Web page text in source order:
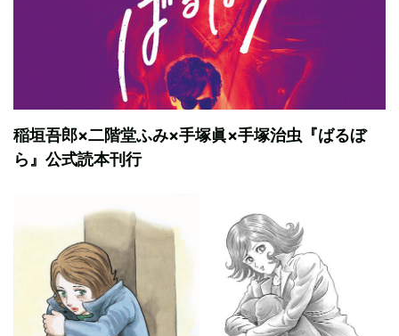
稲垣吾郎×二階堂ふみ×手塚眞×手塚治虫『ばるぼ
ら』公式読本刊行